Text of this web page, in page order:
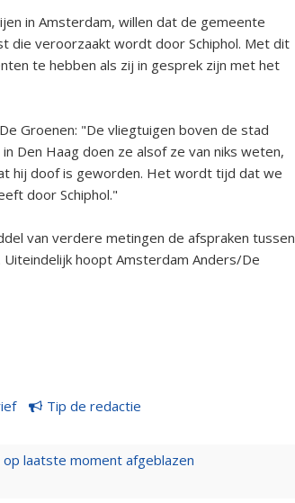
in Amsterdam, willen dat de gemeente
die veroorzaakt wordt door Schiphol. Met dit
te hebben als zij in gesprek zijn met het
Groenen: "De vliegtuigen boven de stad
Den Haag doen ze alsof ze van niks weten,
hij doof is geworden. Het wordt tijd dat we
door Schiphol."
van verdere metingen de afspraken tussen
hoopt Amsterdam Anders/De
Tip de redactie
op laatste moment afgeblazen